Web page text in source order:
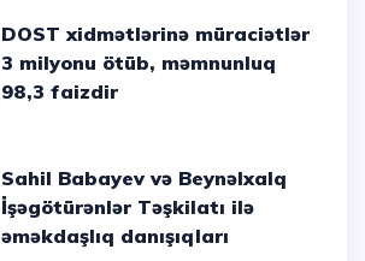
DOST xidmətlərinə müraciətlər
3 milyonu ötüb, məmnunluq
98,3 faizdir
Sahil Babayev və Beynəlxalq
İşəgötürənlər Təşkilatı ilə
əməkdaşlıq danışıqları